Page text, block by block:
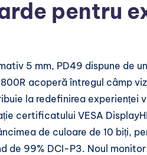
pentru
5 mm, PD49 dispune de
acoperă întregul câmp
la redefinirea experienței
certificatului VESA
de culoare de 10 biți,
de 99% DCI-P3. Noul